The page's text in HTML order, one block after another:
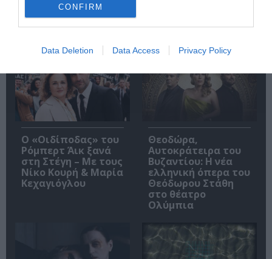
CONFIRM
Data Deletion Data Access Privacy Policy
O «Οιδίποδας» του
Ρόμπερτ Άικ ξανά
στη Στέγη – Με τους
Νίκο Κουρή & Μαρία
Κεχαγιόγλου
Θεοδώρα,
Αυτοκράτειρα του
Βυζαντίου: Η νέα
ελληνική όπερα του
Θεόδωρου Στάθη
στο θέατρο
Ολύμπια